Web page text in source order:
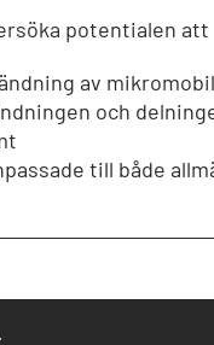
potentialen att
av
och
till både